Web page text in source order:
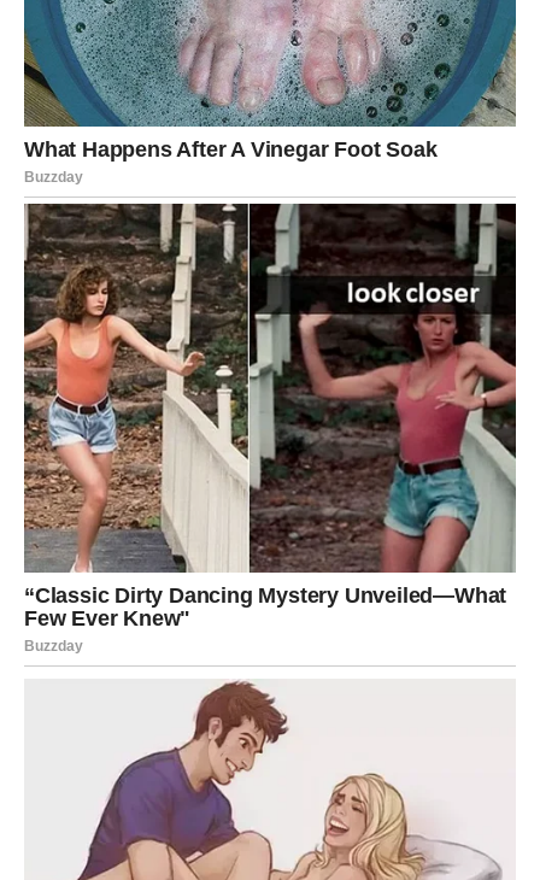
Strelac
Strelčevi u ovom periodu mogu osetiti da se karmički
ciklus zatvara. Ono što je počelo u prethodnim mesecima
sada može dobiti svoje razrešenje.
Ovo je vreme novih planova i inspiracije.
U ljubavi su mogući zanimljivi susreti i nova poznanstva.
Jarac
Jarčevi u drugoj polovini marta mogu dobiti karmičku
nagradu za svoj trud. Poslovni planovi mogu početi da se
ostvaruju, a stabilnost postaje sve bliža.
U ljubavi se mogu pojaviti ozbiljni razgovori o budućnosti.
Vodolije u ovom periodu mogu doživeti karmičke susrete
i promene koje ih podstiču na razmišljanje.
Moguće je da ćete upoznati osobu ili dobiti ideju koja